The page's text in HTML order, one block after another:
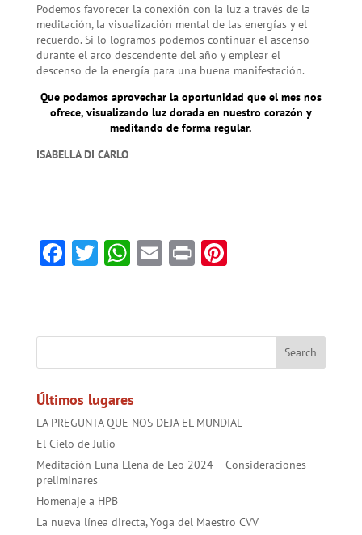
Podemos favorecer la conexión con la luz a través de la
meditación, la visualización mental de las energías y el
recuerdo. Si lo logramos podemos continuar el ascenso
durante el arco descendente del año y emplear el
descenso de la energía para una buena manifestación.
Que podamos aprovechar la oportunidad que el mes nos
ofrece, visualizando luz dorada en nuestro corazón y
meditando de forma regular.
ISABELLA DI CARLO
F
b
T
er
W
sA
E
l
Pr Pi
es
Últimos lugares
LA PREGUNTA QUE NOS DEJA EL MUNDIAL
El Cielo de Julio
Meditación Luna Llena de Leo 2024 – Consideraciones
preliminares
Homenaje a HPB
La nueva línea directa, Yoga del Maestro CVV